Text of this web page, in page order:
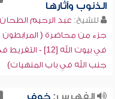
الذنوب وآثارها
للشيخ: عبد الرحيم الطحان
جزء من محاضرة ( المرابطون
في بيوت الله [12] -
جنب الله في باب المنهيات)
الفهرس:خوف